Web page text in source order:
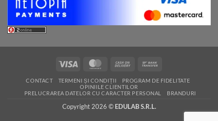
Visa MasterCardCash
Delivery
CONTACT TERMENI ȘI CONDIȚII
PROGRAM DE FIDELITATE
OPINIILE CLIENTILOR
PRELUCRAREA DATELOR CU CARACTER PERSONAL
BRANDURI
Copyright 2026 © EDULAB S.R.L.